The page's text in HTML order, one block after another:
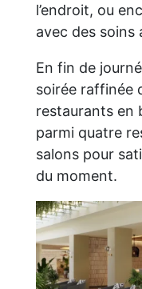
l’endroit, ou
avec des soins
En fin de
soirée raffinée
restaurants en
parmi quatre
salons pour
du moment.